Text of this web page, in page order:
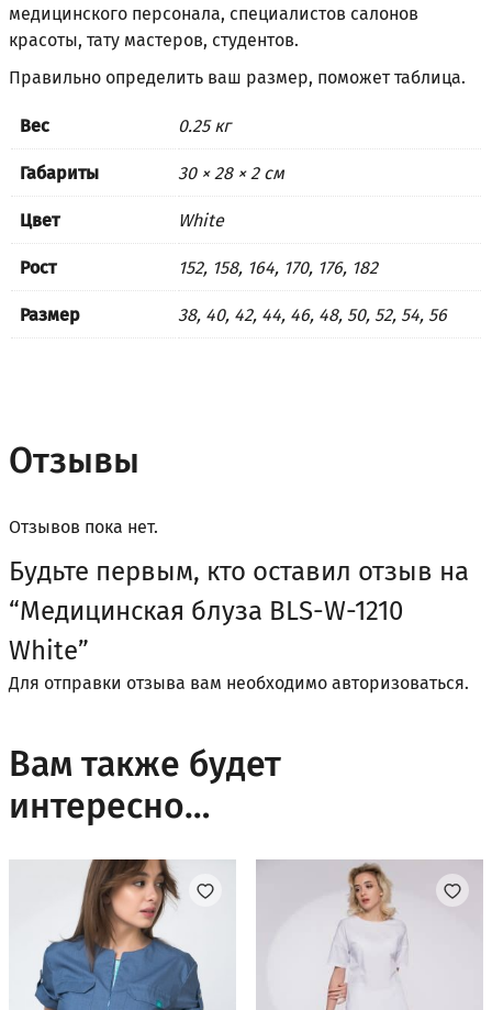
медицинского персонала, специалистов салонов
красоты, тату мастеров, студентов.
Правильно определить ваш размер, поможеттаблица.
Вес 0.25 кг
Габариты 30 × 28 × 2 см
Цвет White
Рост 152, 158, 164, 170, 176, 182
Размер 38, 40, 42, 44, 46, 48, 50, 52, 54, 56
Отзывы
Отзывов пока нет.
Будьте первым, кто оставил отзыв на
“Медицинская блуза BLS-W-1210
White”
Для отправки отзыва вам необходимо авторизоваться.
Вам также будет
интересно…